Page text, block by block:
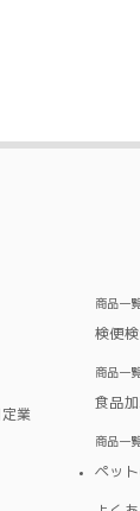
業
商品一
検便
商品一
食品
商品一
ペッ